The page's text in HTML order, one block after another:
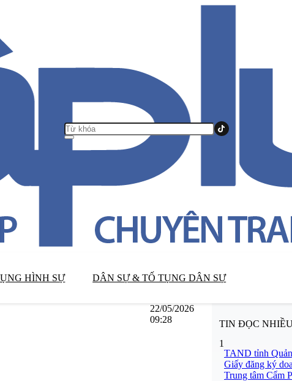
HÌNH SỰ DÂN SỰ & TỐ TỤNG DÂN SỰ
22/05/2026
09:28
TIN ĐỌC
1
TAND tỉnh
Giấy đăng ký
Trung tâm Cẩm